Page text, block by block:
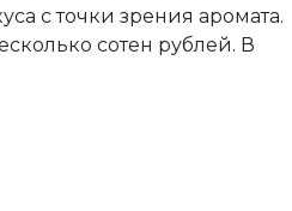
с точки зрения аромата.
сотен рублей. В